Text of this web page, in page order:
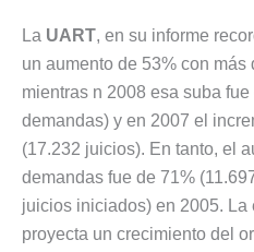
La UART, en su informe
un aumento de 53% con
mientras n 2008 esa suba
demandas) y en 2007 el
(17.232 juicios). En tanto, el
demandas fue de 71%
juicios iniciados) en 2005.
proyecta un crecimiento del